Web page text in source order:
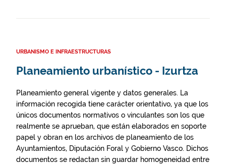
URBANISMO E INFRAESTRUCTURAS
Planeamiento urbanístico - Izurtza
Planeamiento general vigente y datos generales. La
información recogida tiene carácter orientativo, ya que los
únicos documentos normativos o vinculantes son los que
realmente se aprueban, que están elaborados en soporte
papel y obran en los archivos de planeamiento de los
Ayuntamientos, Diputación Foral y Gobierno Vasco. Dichos
documentos se redactan sin guardar homogeneidad entre